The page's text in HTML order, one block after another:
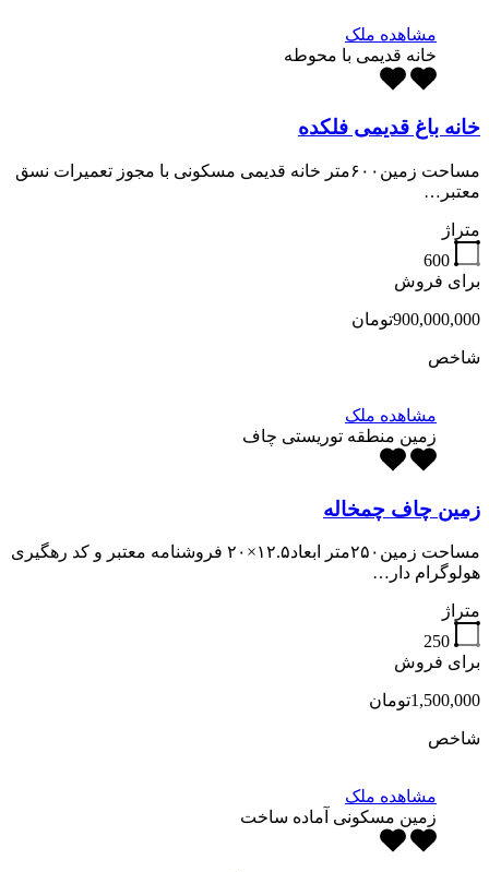
مشاهده ملک
خانه قدیمی با محوطه
خانه باغ قدیمی فلکده
مساحت زمین۶۰۰متر خانه قدیمی مسکونی با مجوز تعمیرات نسق
معتبر…
متراژ
600
برای فروش
900,000,000تومان
شاخص
مشاهده ملک
زمین منطقه توریستی چاف
زمین چاف چمخاله
مساحت زمین۲۵۰متر ابعاد۱۲.۵×۲۰ فروشنامه معتبر و کد رهگیری
هولوگرام دار…
متراژ
250
برای فروش
1,500,000تومان
شاخص
مشاهده ملک
زمین مسکونی آماده ساخت